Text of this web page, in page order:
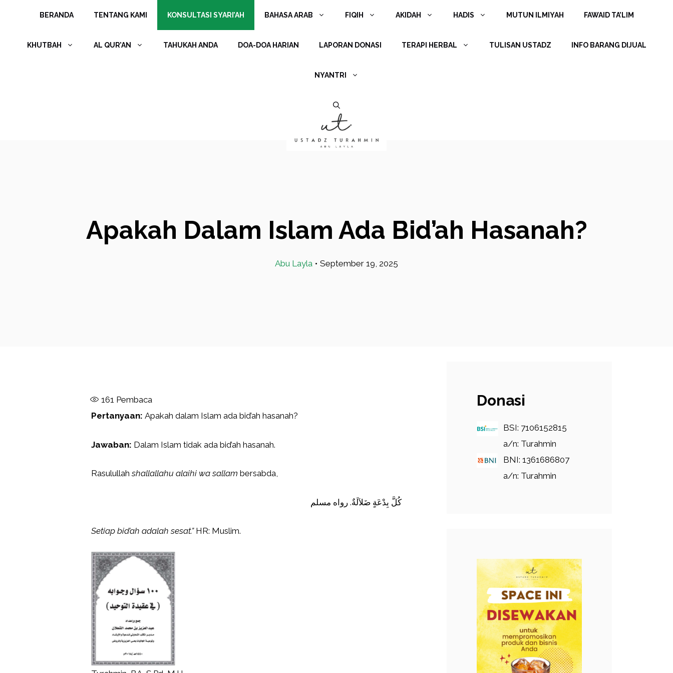
BERANDA TENTANG KAMI KONSULTASI SYARI’AH BAHASA ARAB FIQIH AKIDAH HADIS MUTUN ILMIYAH FAWAID TA’LIM
KHUTBAH AL QUR’AN TAHUKAH ANDA DOA-DOA HARIAN LAPORAN DONASI TERAPI HERBAL TULISAN USTADZ INFO BARANG DIJUAL
NYANTRI
Apakah Dalam Islam Ada Bid’ah Hasanah?
Abu Layla • September 19, 2025
161 Pembaca
Pertanyaan: Apakah dalam Islam ada bid’ah hasanah?
Jawaban: Dalam Islam tidak ada bid’ah hasanah.
Rasulullahshallallahu alaihi wa sallam bersabda,
كُلَّ بِدْعَةٍ ضَلاَلَةٌ. رواه مسلم
Setiap bid’ah adalah sesat.” HR: Muslim.
Donasi
BSI: 7106152815
a/n: Turahmin
BNI: 1361686807
a/n: Turahmin